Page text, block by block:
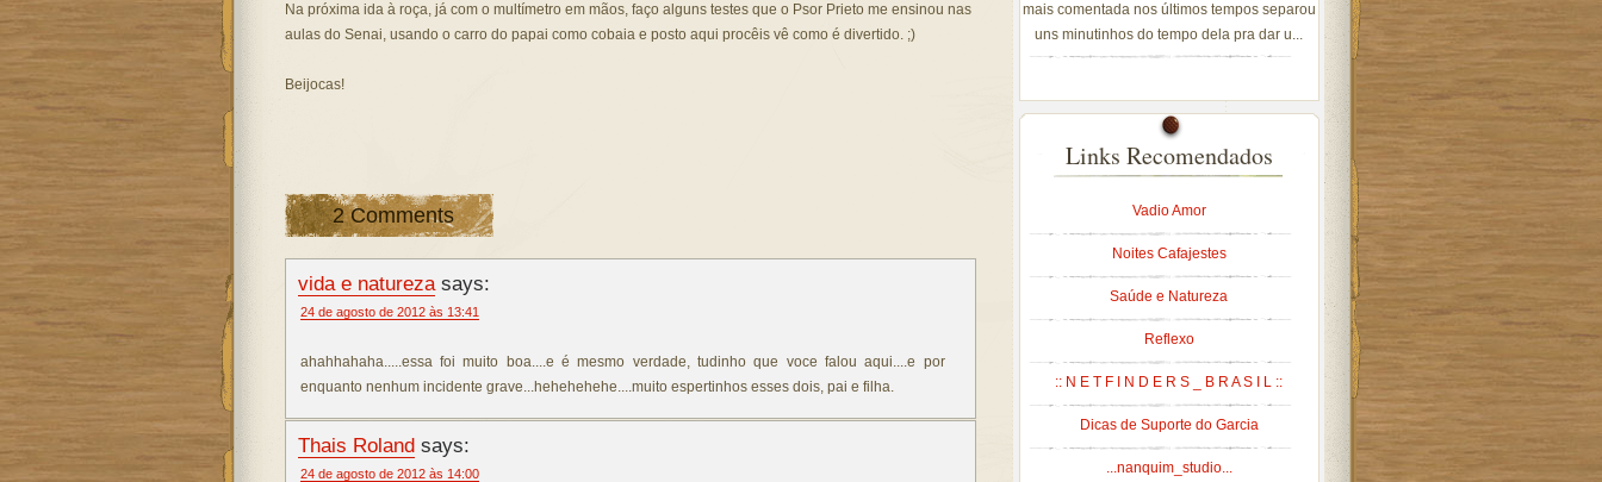
Na próxima ida à roça, já com o multímetro em mãos, faço alguns testes que o Psor Prieto me ensinou nas
aulas do Senai, usando o carro do papai como cobaia e posto aqui procêis vê como é divertido. ;)
Beijocas!
2 Comments
vida e naturezasays:
24 de agosto de 2012 às 13:41
ahahhahaha.....essa foi muito boa....e é mesmo verdade, tudinho que voce falou aqui....e por
enquanto nenhum incidente grave...hehehehehe....muito espertinhos esses dois, pai e filha.
Thais Rolandsays:
24 de agosto de 2012 às 14:00
mais comentada nos últimos tempos separou
uns minutinhos do tempo dela pra dar u...
Links Recomendados
Vadio Amor
Noites Cafajestes
Saúde e Natureza
Reflexo
:: N E T F I N D E R S _ B R A S I L ::
Dicas de Suporte do Garcia
...nanquim_studio...